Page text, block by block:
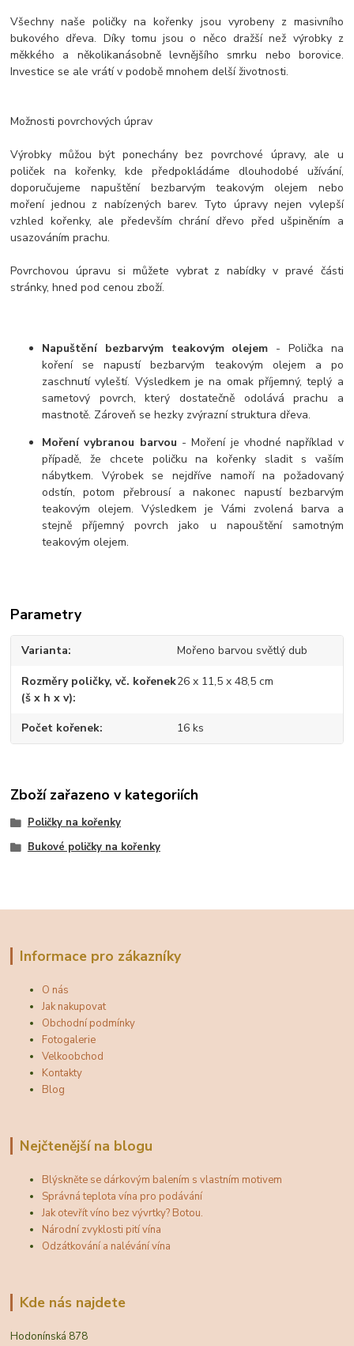
Všechny naše poličky na kořenky jsou vyrobeny z masivního
bukového dřeva. Díky tomu jsou o něco dražší než výrobky z
měkkého a několikanásobně levnějšího smrku nebo borovice.
Investice se ale vrátí v podobě mnohem delší životnosti.
Možnosti povrchových úprav
Výrobky můžou být ponechány bez povrchové úpravy, ale u
poliček na kořenky, kde předpokládáme dlouhodobé užívání,
doporučujeme napuštění bezbarvým teakovým olejem nebo
moření jednou z nabízených barev. Tyto úpravy nejen vylepší
vzhled kořenky, ale především chrání dřevo před ušpiněním a
usazováním prachu.
Povrchovou úpravu si můžete vybrat z nabídky v pravé části
stránky, hned pod cenou zboží.
Napuštění bezbarvým teakovým olejem - Polička na
koření se napustí bezbarvým teakovým olejem a po
zaschnutí vyleští. Výsledkem je na omak příjemný, teplý a
sametový povrch, který dostatečně odolává prachu a
mastnotě. Zároveň se hezky zvýrazní struktura dřeva.
Moření vybranou barvou - Moření je vhodné například v
případě, že chcete poličku na kořenky sladit s vaším
nábytkem. Výrobek se nejdříve namoří na požadovaný
odstín, potom přebrousí a nakonec napustí bezbarvým
teakovým olejem. Výsledkem je Vámi zvolená barva a
stejně příjemný povrch jako u napouštění samotným
teakovým olejem.
Parametry
Varianta Mořeno barvou světlý dub
Rozměry poličky, vč. kořenek
(š x h x v)
26 x 11,5 x 48,5 cm
Počet kořenek 16 ks
Zboží zařazeno v kategoriích
Poličky na kořenky
Bukové poličky na kořenky
Informace pro zákazníky
O nás
Jak nakupovat
Obchodní podmínky
Fotogalerie
Velkoobchod
Kontakty
Blog
Nejčtenější na blogu
Blýskněte se dárkovým balením s vlastním motivem
Správná teplota vína pro podávání
Jak otevřít víno bez vývrtky? Botou.
Národní zvyklosti pití vína
Odzátkování a nalévání vína
Kde nás najdete
Hodonínská 878